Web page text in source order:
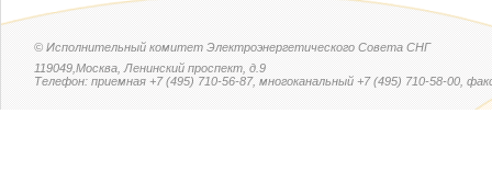
© Исполнительный комитет Электроэнергетического Совета СНГ
119049,Москва, Ленинский проспект, д.9
Телефон: приемная +7 (495) 710-56-87, многоканальный +7 (495) 710-58-00,